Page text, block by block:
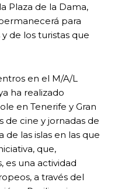
Plaza de la Dama,
para
de los turistas que
en el M/A/L
ha realizado
en Tenerife y Gran
de cine y jornadas de
de las islas en las que
que,
es una actividad
a través del